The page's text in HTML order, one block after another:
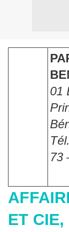
01
73
ET CIE,